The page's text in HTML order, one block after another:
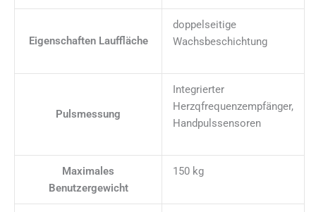
Eigenschaften Lauffläche
doppelseitige
Wachsbeschichtung
Pulsmessung
Integrierter
Herzqfrequenzempfänger,
Handpulssensoren
Maximales
Benutzergewicht
150 kg